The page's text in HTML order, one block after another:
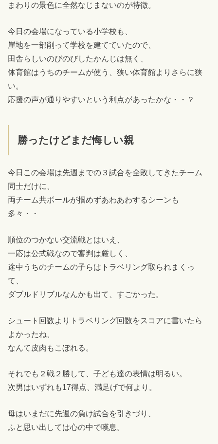
まわりの景色に全然なじまないのが特徴。
今日の会場になっている小学校も、
崖地を一部削って学校を建てていたので、
田舎らしいのびのびしたかんじは無く、
体育館はうちのチームが使う、狭い体育館よりさらに狭
い。
応援の声が通りやすいという利点があったかな・・？
勝ったけどまだ悔しい親
今日この会場は先週までの３試合を全敗してきたチーム
同士だけに、
両チーム共ボールが掴めずあわあわするシーンも
多々・・
順位のつかない交流戦とはいえ、
一応は公式戦なので審判は厳しく、
途中うちのチームの子らはトラベリング取られまくっ
て、
ダブルドリブルなんかも出て、すごかった。
シュート回数よりトラベリング回数をスコアに書いたら
よかったね、
なんて皮肉もこぼれる。
それでも２戦２勝して、子ども達の表情は明るい。
次男はいずれも17得点、満足げで何より。
母はいまだに先週の負け試合を引きづり、
ふと思い出しては心の中で嘆息。